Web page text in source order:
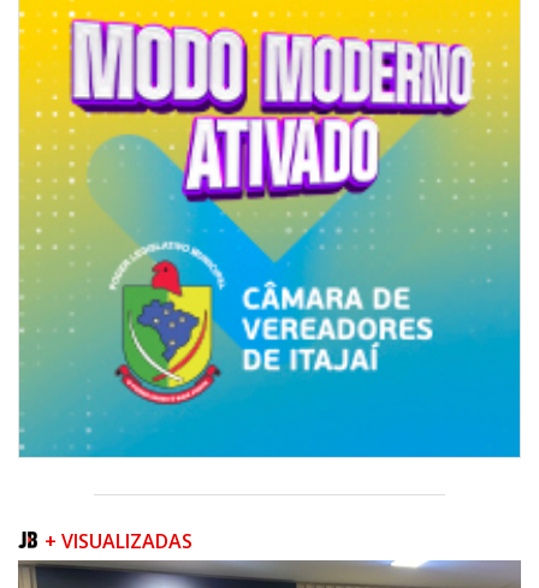
Univali e Câmara de Vereadores de Itajaí reúnem especialistas para
discutir políticas públicas e inovação
BALNEÁRIO CAMBORIÚ
+ VISUALIZADAS